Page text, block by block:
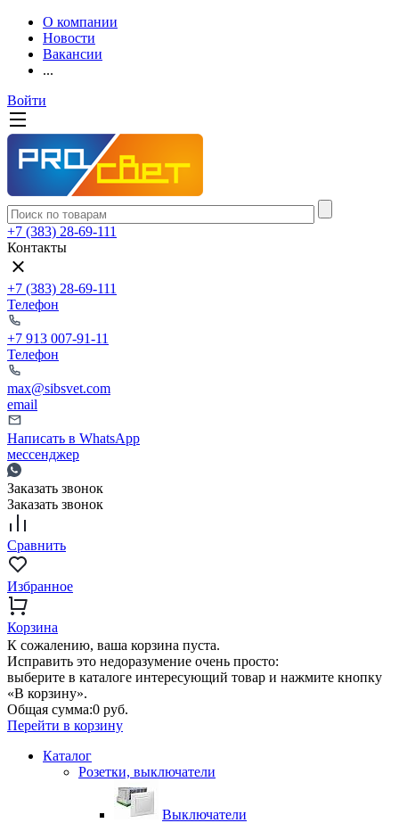
О компании
Новости
Вакансии
...
Войти
+7 (383) 28-69-111
Контакты
+7 (383) 28-69-111
Телефон
+7 913 007-91-11
Телефон
max@sibsvet.com
email
Написать в WhatsApp
мессенджер
Заказать звонок
Заказать звонок
Сравнить
Избранное
Корзина
К сожалению, ваша корзина пуста.
Исправить это недоразумение очень просто:
выберите в каталоге интересующий товар и нажмите кнопку
«В корзину».
Общая сумма:0 руб.
Перейти в корзину
Каталог
Розетки, выключатели
Выключатели